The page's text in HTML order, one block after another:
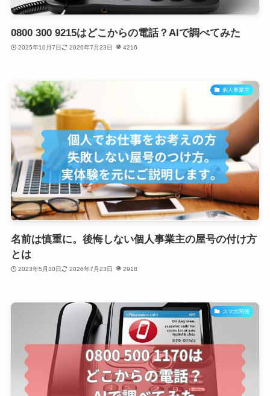
0800 300 9215はどこからの電話？AIで調べてみた
2025年10月7日 2026年7月23日 4216
個人事業主
名前は慎重に。後悔しない個人事業主の屋号の付け方
とは
2023年5月30日 2026年7月23日 2918
スマホ関係